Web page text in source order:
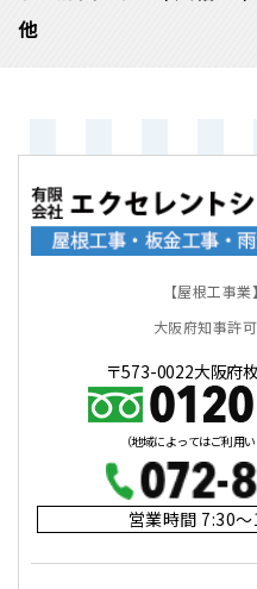
他
【屋根工事
大阪府知事許
〒573-0022大阪府
（地域によってはご利用
営業時間 7:30